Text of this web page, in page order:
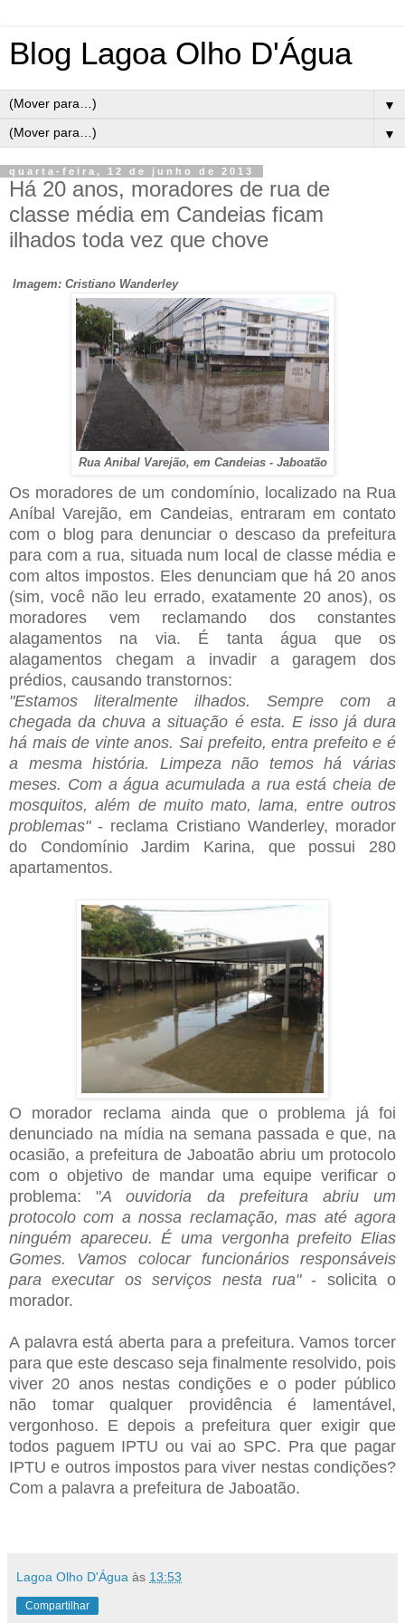
Blog Lagoa Olho D'Água
▼
▼
quarta-feira, 12 de junho de 2013
Há 20 anos, moradores de rua de
classe média em Candeias ficam
ilhados toda vez que chove
Imagem: Cristiano Wanderley
Rua Anibal Varejão, em Candeias - Jaboatão
Os moradores de um condomínio, localizado na Rua
Aníbal Varejão, em Candeias, entraram em contato
com o blog para denunciar o descaso da prefeitura
para com a rua, situada num local de classe média e
com altos impostos. Eles denunciam que há 20 anos
(sim, você não leu errado, exatamente 20 anos), os
moradores vem reclamando dos constantes
alagamentos na via. É tanta água que os
alagamentos chegam a invadir a garagem dos
prédios, causando transtornos:
"Estamos literalmente ilhados. Sempre com a
chegada da chuva a situação é esta. E isso já dura
há mais de vinte anos. Sai prefeito, entra prefeito e é
a mesma história. Limpeza não temos há várias
meses. Com a água acumulada a rua está cheia de
mosquitos, além de muito mato, lama, entre outros
problemas"- reclama Cristiano Wanderley, morador
do Condomínio Jardim Karina, que possui 280
apartamentos.
O morador reclama ainda que o problema já foi
denunciado na mídia na semana passada e que, na
ocasião, a prefeitura de Jaboatão abriu um protocolo
com o objetivo de mandar uma equipe verificar o
problema: "A ouvidoria da prefeitura abriu um
protocolo com a nossa reclamação, mas até agora
ninguém apareceu. É uma vergonha prefeito Elias
Gomes. Vamos colocar funcionários responsáveis
para executar os serviços nesta rua"- solicita o
morador.
A palavra está aberta para a prefeitura. Vamos torcer
para que este descaso seja finalmente resolvido, pois
viver 20 anos nestas condições e o poder público
não tomar qualquer providência é lamentável,
vergonhoso. E depois a prefeitura quer exigir que
todos paguem IPTU ou vai ao SPC. Pra que pagar
IPTU e outros impostos para viver nestas condições?
Com a palavra a prefeitura de Jaboatão.
Lagoa Olho D'Água às 13:53
Compartilhar